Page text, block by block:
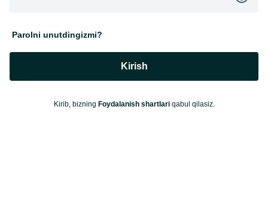
Parolni unutdingizmi?
Kirish
Kirib, bizning Foydalanish shartlariqabul qilasiz.